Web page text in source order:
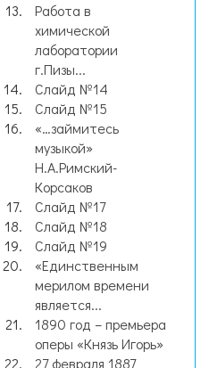
Работа в
химической
лаборатории
г.Пизы...
Слайд №14
Слайд №15
«…займитесь
музыкой»
Н.А.Римский-
Корсаков
Слайд №17
Слайд №18
Слайд №19
«Единственным
мерилом времени
является...
1890 год – премьера
оперы «Князь Игорь»
27 февраля 1887